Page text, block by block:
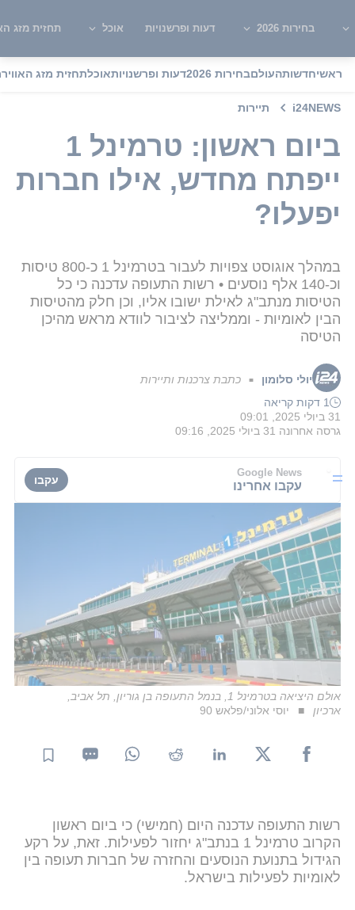
בחירות 2026 דעות ופרשנויות אוכל תחזית מזג
ראשיחדשותהעולםבחירות 2026 דעות ופרשנויותאוכלתחזית מזג האוויר
i24NEWS תיירות
ביום ראשון: טרמינל 1
ייפתח מחדש, אילו חברות
יפעלו?
במהלך אוגוסט צפויות לעבור בטרמינל 1 כ-800 טיסות
וכ-140 אלף נוסעים • רשות התעופה עדכנה כי כל
הטיסות מנתב"ג לאילת ישובו אליו, וכן חלק מהטיסות
הבין לאומיות - וממליצה לציבור לוודא מראש מהיכן
הטיסה
יולי סלומון ■ כתבת צרכנות ותיירות
1 דקות קריאה
31 ביולי 2025, 09:01
גרסה אחרונה 31 ביולי 2025, 09:16
Google News
עקבו אחרינו עקבו
אולם היציאה בטרמינל 1, בנמל התעופה בן גוריון, תל אביב,
ארכיון
יוסי אלוני/פלאש 90
רשות התעופה עדכנה היום (חמישי) כי ביום ראשון
הקרוב טרמינל 1 בנתב"ג יחזור לפעילות. זאת, על רקע
הגידול בתנועת הנוסעים והחזרה של חברות תעופה בין
לאומיות לפעילות בישראל.